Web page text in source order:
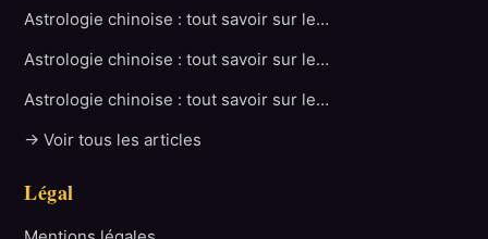
Astrologie chinoise : tout savoir sur le…
Astrologie chinoise : tout savoir sur le…
Astrologie chinoise : tout savoir sur le…
→ Voir tous les articles
Légal